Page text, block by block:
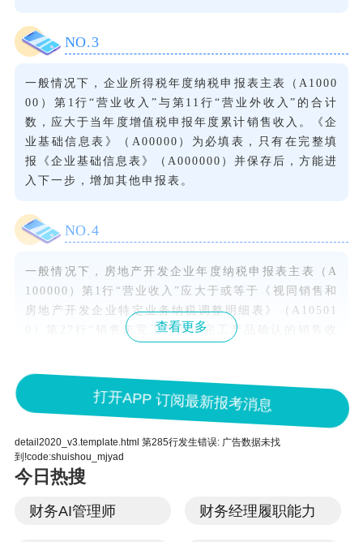
NO.3
一般情况下，企业所得税年度纳税申报表主表（A1000
00）第1行“营业收入”与第11行“营业外收入”的合计
数，应大于当年度增值税申报年度累计销售收入。《企
业基础信息表》（A00000）为必填表，只有在完整填
报《企业基础信息表》（A000000）并保存后，方能进
入下一步，增加其他申报表。
NO.4
一般情况下，房地产开发企业年度纳税申报表主表（A
100000）第1行“营业收入”应大于或等于《视同销售和
房地产开发企业特定业务纳税调整明细表》（A10501
0）第27行“销售未完工产品转完工产品确认的销售收
5
一般情况下，《职工薪酬支出及纳税调整明细表》第1
行第1列“工资薪金支出-账载金额”不应为0。
NO.6
查看更多
打开APP 订阅最新报考消息
detail2020_v3.template.html 第285行发生错误: 广告数据未找
到!code:shuishou_mjyad
今日热搜
财务AI管理师 财务经理履职能力